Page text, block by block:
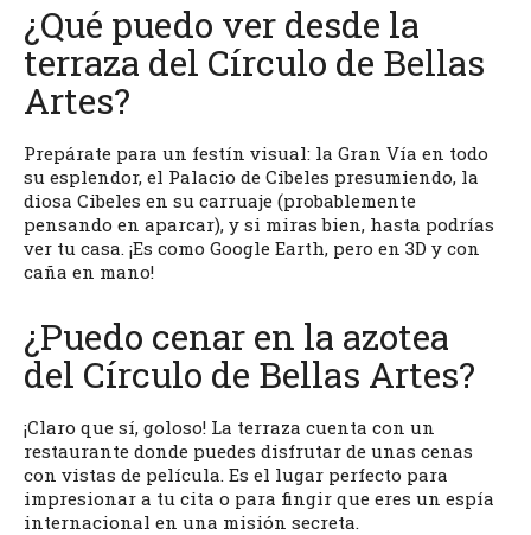
¿Qué puedo ver desde la
terraza del Círculo de Bellas
Artes?
Prepárate para un festín visual: la Gran Vía en todo
su esplendor, el Palacio de Cibeles presumiendo, la
diosa Cibeles en su carruaje (probablemente
pensando en aparcar), y si miras bien, hasta podrías
ver tu casa. ¡Es como Google Earth, pero en 3D y con
caña en mano!
¿Puedo cenar en la azotea
del Círculo de Bellas Artes?
¡Claro que sí, goloso! La terraza cuenta con un
restaurante donde puedes disfrutar de unas cenas
con vistas de película. Es el lugar perfecto para
impresionar a tu cita o para fingir que eres un espía
internacional en una misión secreta.